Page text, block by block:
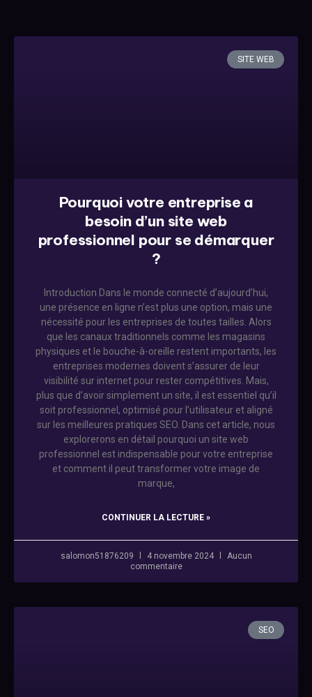
SITE WEB
Pourquoi votre entreprise a
besoin d’un site web
professionnel pour se démarquer
?
Introduction Dans le monde connecté d’aujourd’hui,
une présence en ligne n’est plus une option, mais une
nécessité pour les entreprises de toutes tailles. Alors
que les canaux traditionnels comme les magasins
physiques et le bouche-à-oreille restent importants, les
entreprises modernes doivent s’assurer de leur
visibilité sur internet pour rester compétitives. Mais,
plus que d’avoir simplement un site, il est essentiel qu’il
soit professionnel, optimisé pour l’utilisateur et aligné
sur les meilleures pratiques SEO. Dans cet article, nous
explorerons en détail pourquoi un site web
professionnel est indispensable pour votre entreprise
et comment il peut transformer votre image de
marque,
CONTINUER LA LECTURE »
salomon51876209 4 novembre 2024
Aucun
commentaire
SEO